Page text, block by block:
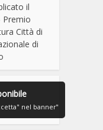
il
Premio
Città di
di
nel banner"